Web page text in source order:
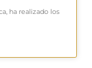
ha realizado los